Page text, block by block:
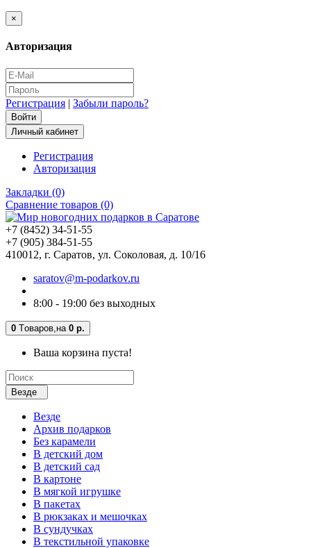
×
Авторизация
Регистрация | Забыли пароль?
Личный кабинет
Регистрация
Авторизация
Закладки (0)
Сравнение товаров (0)
+7 (8452) 34-51-55
+7 (905) 384-51-55
410012, г. Саратов, ул. Соколовая, д. 10/16
saratov@m-podarkov.ru
8:00 - 19:00 без выходных
0 Tоваров, на 0 р.
Ваша корзина пуста!
Везде
Везде
Архив подарков
Без карамели
В детский дом
В детский сад
В картоне
В мягкой игрушке
В пакетах
В рюкзаках и мешочках
В сундучках
В текстильной упаковке